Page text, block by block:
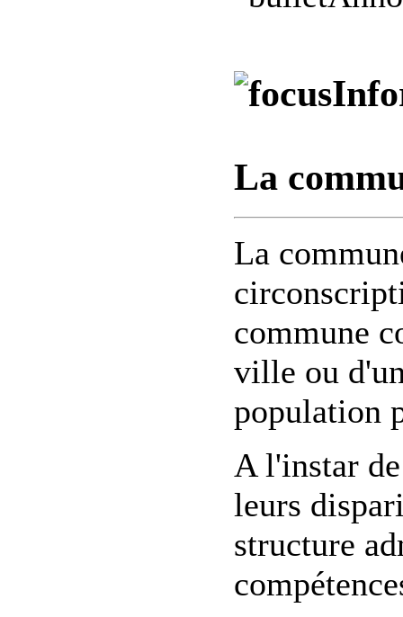
La
La
commune
ville ou
population
A l'instar
leurs
structure